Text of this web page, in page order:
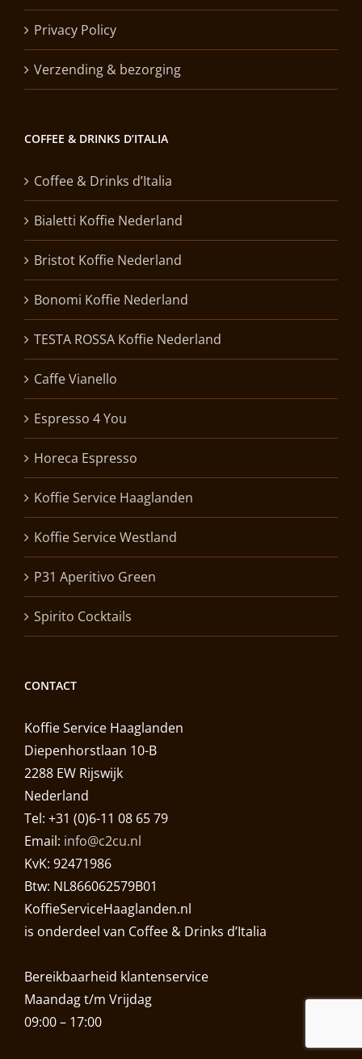
Privacy Policy
Verzending & bezorging
COFFEE & DRINKS D’ITALIA
Coffee & Drinks d’Italia
Bialetti Koffie Nederland
Bristot Koffie Nederland
Bonomi Koffie Nederland
TESTA ROSSA Koffie Nederland
Caffe Vianello
Espresso 4 You
Horeca Espresso
Koffie Service Haaglanden
Koffie Service Westland
P31 Aperitivo Green
Spirito Cocktails
CONTACT
Koffie Service Haaglanden
Diepenhorstlaan 10-B
2288 EW Rijswijk
Nederland
Tel: +31 (0)6-11 08 65 79
Email: info@c2cu.nl
KvK: 92471986
Btw: NL866062579B01
KoffieServiceHaaglanden.nl
is onderdeel van Coffee & Drinks d’Italia
Bereikbaarheid klantenservice
Maandag t/m Vrijdag
09:00 – 17:00